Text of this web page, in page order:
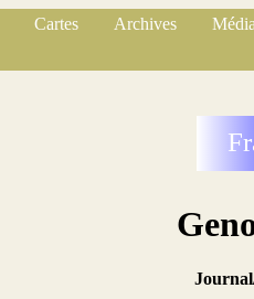
Cartes Archives